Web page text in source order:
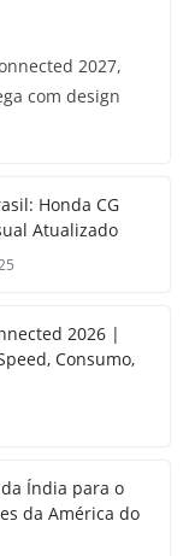
2027,
com design
Honda CG
Atualizado
2026 |
Consumo,
Índia para o
da América do